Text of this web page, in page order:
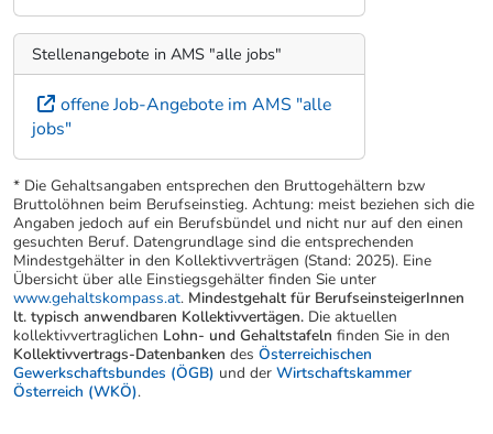
Stellenangebote in AMS "alle jobs"
offene Job-Angebote im AMS "alle
jobs"
* Die Gehaltsangaben entsprechen den Bruttogehältern bzw
Bruttolöhnen beim Berufseinstieg. Achtung: meist beziehen sich die
Angaben jedoch auf ein Berufsbündel und nicht nur auf den einen
gesuchten Beruf. Datengrundlage sind die entsprechenden
Mindestgehälter in den Kollektivverträgen (Stand: 2025). Eine
Übersicht über alle Einstiegsgehälter finden Sie unter
www.gehaltskompass.at. Mindestgehalt für BerufseinsteigerInnen
lt. typisch anwendbaren Kollektivvertägen. Die aktuellen
kollektivvertraglichen Lohn- und Gehaltstafeln finden Sie in den
Kollektivvertrags-Datenbanken des Österreichischen
Gewerkschaftsbundes (ÖGB) und der Wirtschaftskammer
Österreich (WKÖ).